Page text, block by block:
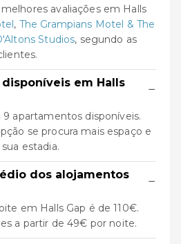
avaliações em Halls
, The Grampians Motel & The
Studios, segundo as
em Halls
−
9 apartamentos disponíveis.
se procura mais espaço e
estadia.
dos alojamentos
−
em Halls Gap é de 110€.
a partir de 49€ por noite.